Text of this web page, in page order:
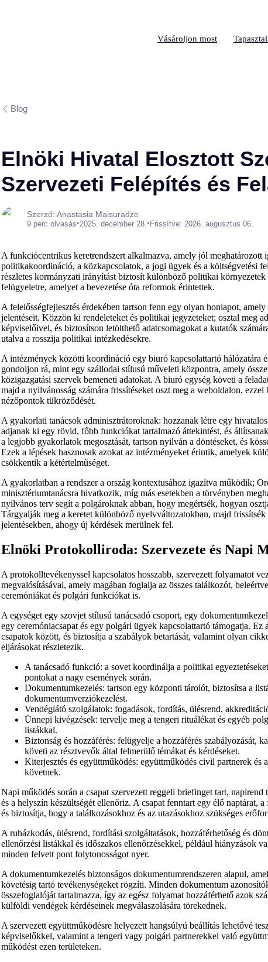
Vásároljon most
Blog
Elnöki Hivatal Elosztott
Szervezeti Felépítés és
Szerző: Anastasia Maisuradze
9 perc olvasás•2025. december 28. •Frissítve: 2026. augusztus 06.
A funkciócentrikus keretrendszert alkalmazva, amely jól meghatározott
politikakoordináció, a közkapcsolatok, a jogi ügyek és a költségvetési
részletes kormányzati irányítást biztosít különböző politikai környezetek
felügyeletre, amelyet a bevezetése óta reformok érintettek.
A felelősségfejlesztés érdekében tartson fenn egy olyan honlapot,
jelentéseit. Közzön ki rendeleteket és politikai jegyzeteket; osztal meg
képviselőivel, és biztosítson letölthető adatcsomagokat a kutatók
utalva a rosszija politikai intézkedésekre.
A intézmények közötti koordináció egy biuró kapcsolattartó hálózatára
gondoljon rá, mint egy szállodai stílusú műveleti központra, amely
közigazgatási szervek bemeneti adatokat. A biuró egység követi a
majd a nyilvánosság számára frissítéseket oszt meg a weboldalon,
nézőpontok tükröződését.
A gyakorlati tanácsok adminisztrátoroknak: hozzanak létre egy
adjanak ki egy rövid, főbb funkciókat tartalmazó áttekintést, és
a legjobb gyakorlatok megosztását, tartson nyilván a döntéseket, és
Ezek a lépések hasznosak azokat az intézményeket érintik, amelyek
csökkentik a kétértelműséget.
A gyakorlatban a rendszer a ország kontextusához igazítva működik;
minisztériumtanácsra hivatkozik, míg más esetekben a törvényben
nyilvános terv segít a polgároknak abban, hogy megértsék, hogyan
Tárgyalják meg a keretet különböző nyelvváltozatokban, majd frissítsék
jelentésekben, ahogy új kérdések merülnek fel.
Elnöki Protokolliroda: Szervezete és Napi
A protokolltevékenyssel kapcsolatos hosszabb, szervezett folyamatot
megvalósításával, amely magában foglalja az összes találkozót,
ceremóniákat és polgári funkciókat is.
A egységet egy szovjet stílusú tanácsadó csoport, egy
egy ceremóniacsapat és egy polgári ügyek kapcsolattartó támogatja. Ez
csapatok között, és biztosítja a szabályok betartását, valamint olyan
eljárásokat részletezik.
A tanácsadó funkció: a sovet koordinálja a politikai
pontokat a nagy események során.
Dokumentumkezelés: tartson egy központi tárolót, biztosítsa a
dokumentumverziókezelést.
Vendéglátó szolgálatok: fogadások, fordítás, ülésrend,
Ünnepi kivégzések: tervelje meg a tengeri rituálékat és egyéb
listákkal.
Biztonság és hozzáférés: felügyelje a hozzáférés szabályozását,
követi az résztvevők által felmerülő témákat és kérdéseket.
Kiterjesztés és együttműködés: együttműködés civil partnerek és
követnek.
Napi működés során a csapat szervezett reggeli briefinget tart,
és a helyszín készültségét ellenőriz. A csapat fenntart egy élő naptárat,
és biztosítja, hogy a találkozásokhoz és az utazásokhoz szükséges
A ruházkodás, ülésrend, fordítási szolgáltatások, hozzáférhetőség és
ellenőrzési listákkal és időszakos ellenőrzésekkel, például hiányzások
minden felvett pont folytonosságot nyer.
A dokumentumkezelés biztonságos dokumentumrendszeren alapul,
követésig tartó tevékenységeket rögzíti. Minden dokumentum
összefoglalóját tartalmazza, így az egész folyamat hozzáférhető azok
külföldi vendégek kérdéseinek megválaszolására törekednek.
A szervezett együttműködésre helyezett hangsúlyú beállítás lehetővé
képviselőkkel, valamint a tengeri vagy polgári partnerekkel való
működést ezen területeken.